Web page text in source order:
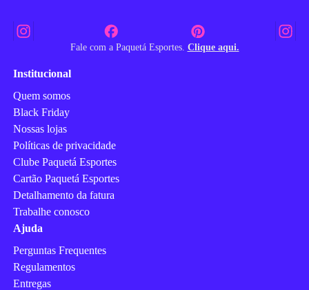
Fale com a Paquetá Esportes. Clique aqui.
Institucional
Quem somos
Black Friday
Nossas lojas
Políticas de privacidade
Clube Paquetá Esportes
Cartão Paquetá Esportes
Detalhamento da fatura
Trabalhe conosco
Ajuda
Perguntas Frequentes
Regulamentos
Entregas